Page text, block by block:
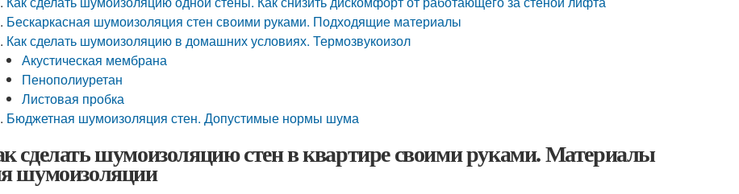
Бескаркасная шумоизоляция стен своими руками. Подходящие материалы
Как сделать шумоизоляцию в домашних условиях. Термозвукоизол
Акустическая мембрана
Пенополиуретан
Листовая пробка
Бюджетная шумоизоляция стен. Допустимые нормы шума
сделать шумоизоляцию стен в квартире своими руками. Материалы
шумоизоляции